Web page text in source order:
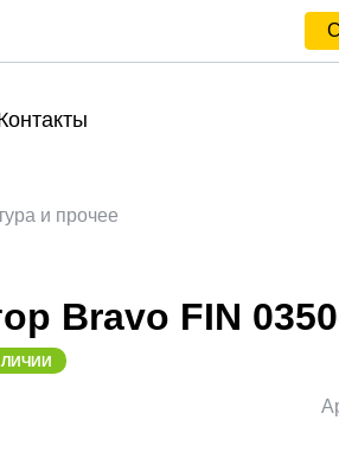
и прочее
Bravo FIN